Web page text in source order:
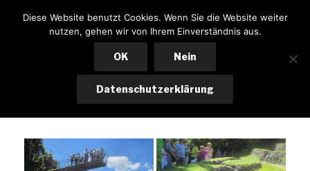
InhaltKSK LOHKIRCHEN
Ausflug 2015
Diese Website benutzt Cookies. Wenn Sie die Website weiter
nutzen, gehen wir von Ihrem Einverständnis aus.
OK Nein
Datenschutzerklärung